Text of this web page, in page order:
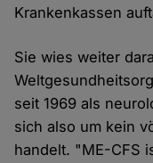
Krankenkassen
Sie wies weiter
seit 1969 als
sich also um kein
handelt. "ME-CFS